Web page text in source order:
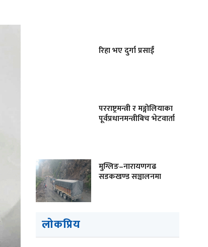
रिहा भए दुर्गा प्रसाईं
परराष्ट्रमन्त्री र मङ्गोलियाका
पूर्वप्रधानमन्त्रीबिच भेटवार्ता
मुग्लिङ–नारायणगढ
सडकखण्ड सञ्चालनमा
लोकप्रिय